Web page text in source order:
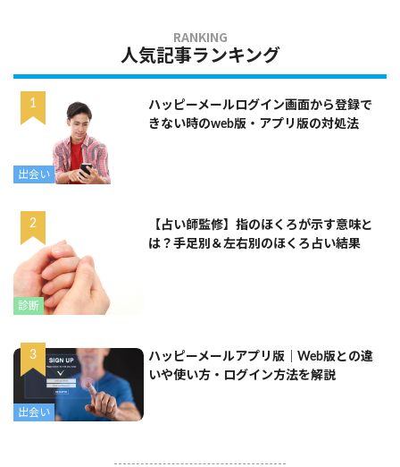
人気記事ランキング
出会い
ハッピーメールログイン画面から登録で
きない時のweb版・アプリ版の対処法
診断
【占い師監修】指のほくろが示す意味と
は？手足別＆左右別のほくろ占い結果
出会い
ハッピーメールアプリ版｜Web版との違
いや使い方・ログイン方法を解説